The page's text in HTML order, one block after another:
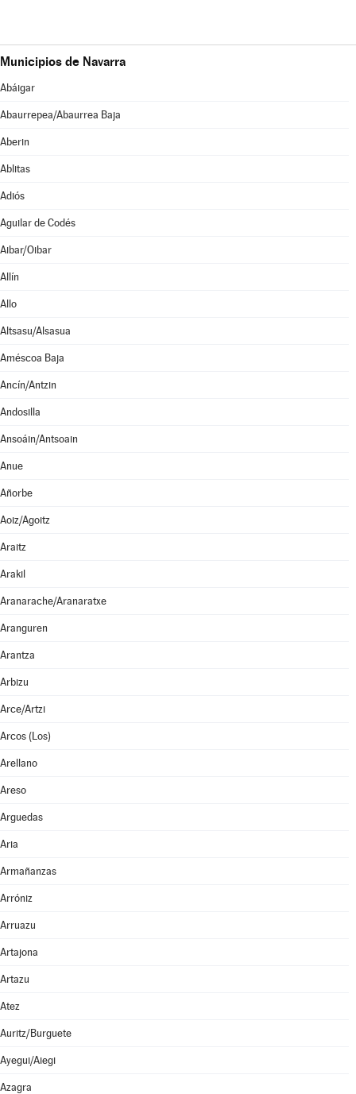
Municipios de Navarra
Abáigar
Abaurrepea/Abaurrea Baja
Aberin
Ablitas
Adiós
Aguilar de Codés
Aibar/Oibar
Allín
Allo
Altsasu/Alsasua
Améscoa Baja
Ancín/Antzin
Andosilla
Ansoáin/Antsoain
Anue
Añorbe
Aoiz/Agoitz
Araitz
Arakil
Aranarache/Aranaratxe
Aranguren
Arantza
Arbizu
Arce/Artzi
Arcos (Los)
Arellano
Areso
Arguedas
Aria
Armañanzas
Arróniz
Arruazu
Artajona
Artazu
Atez
Auritz/Burguete
Ayegui/Aiegi
Azagra